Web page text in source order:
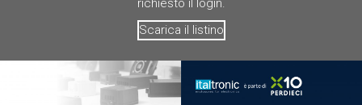
richiesto il login.
Scarica il listino